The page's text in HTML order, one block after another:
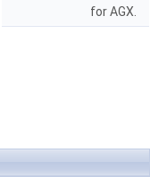
for AGX.